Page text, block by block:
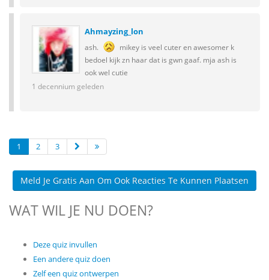
Ahmayzing_lon
ash.
mikey is veel cuter en awesomer k
bedoel kijk zn haar dat is gwn gaaf. mja ash is
ook wel cutie
1 decennium geleden
1 2 3
Meld Je Gratis Aan Om Ook Reacties Te Kunnen Plaatsen
WAT WIL JE NU DOEN?
Deze quiz invullen
Een andere quiz doen
Zelf een quiz ontwerpen